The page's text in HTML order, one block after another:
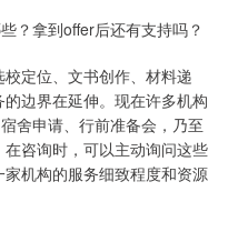
？拿到offer后还有支持吗？
定位、文书创作、材料递
边界在延伸。现在许多机构
舍申请、行前准备会，乃至
咨询时，可以主动询问这些
机构的服务细致程度和资源